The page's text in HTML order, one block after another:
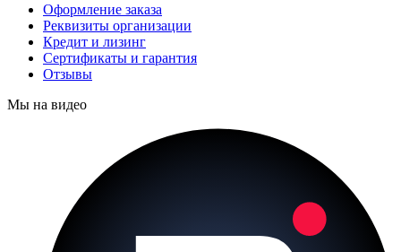
Оформление заказа
Реквизиты организации
Кредит и лизинг
Сертификаты и гарантия
Отзывы
Мы на видео